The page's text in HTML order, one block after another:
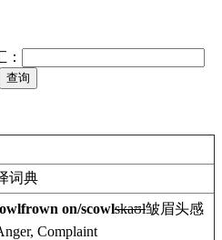
词典
frown on/scowlskaʊl皱眉头感
Complaint